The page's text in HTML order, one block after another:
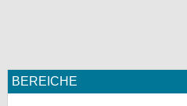
BEREICHE